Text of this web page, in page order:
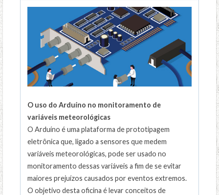
O uso do Arduíno no monitoramento de
variáveis meteorológicas
O Arduíno é uma plataforma de prototipagem
eletrônica que, ligado a sensores que medem
variáveis meteorológicas, pode ser usado no
monitoramento dessas variáveis a fim de se evitar
maiores prejuízos causados por eventos extremos.
O objetivo desta oficina é levar conceitos de